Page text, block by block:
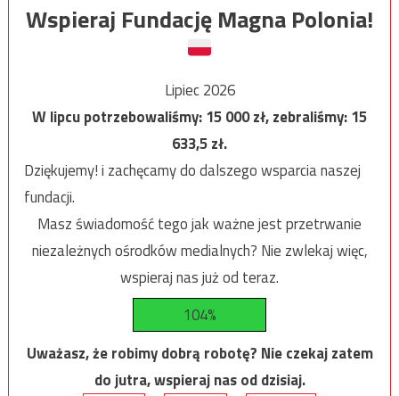
Wspieraj Fundację Magna Polonia!
Lipiec 2026
W lipcu potrzebowaliśmy:15 000zł, zebraliśmy:15
633,5zł.
Dziękujemy! i zachęcamy do dalszego wsparcia naszej
fundacji.
Masz świadomość tego jak ważne jest przetrwanie
niezależnych ośrodków medialnych? Nie zwlekaj więc,
wspieraj nas już od teraz.
104%
Uważasz, że robimy dobrą robotę? Nie czekaj zatem
do jutra, wspieraj nas od dzisiaj.